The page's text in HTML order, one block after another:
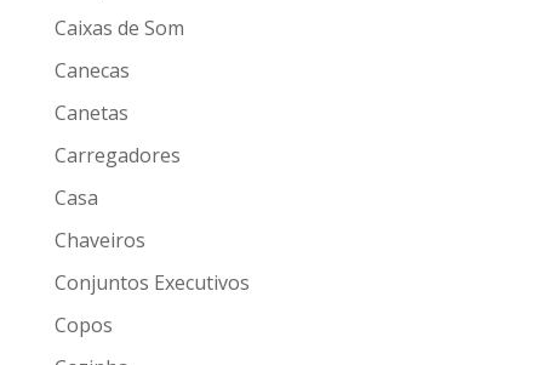
Caixas de Som
Canecas
Canetas
Carregadores
Casa
Chaveiros
Conjuntos Executivos
Copos